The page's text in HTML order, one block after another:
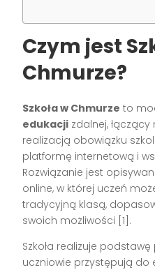
Czym jest
Chmurze?
Szkoła w Chmurze to
edukacji zdalnej,
realizacją obowiązku
platformę internetową i
Rozwiązanie jest
online, w której uczeń
tradycyjną klasą,
swoich możliwości [1].
Szkoła realizuje
uczniowie przystępują